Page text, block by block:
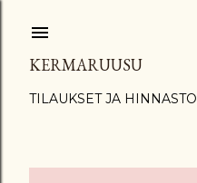
KERMARUUSU
TILAUKSET JA HINNASTO